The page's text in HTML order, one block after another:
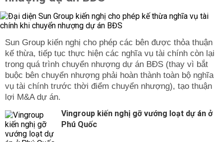
Sun Group kiến nghị cho phép các bên được thỏa thuận
kế thừa, tiếp tục thực hiện các nghĩa vụ tài chính còn lại
trong quá trình chuyển nhượng dự án BĐS (thay vì bắt
buộc bên chuyển nhượng phải hoàn thành toàn bộ nghĩa
vụ tài chính trước thời điểm chuyển nhượng), tạo thuận
lợi M&A dự án.
Vingroup kiến nghị gỡ vướng loạt dự án ở
Phú Quốc